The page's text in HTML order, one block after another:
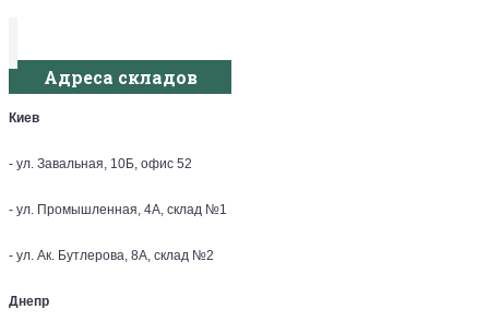
Адреса складов
Киев
- ул. Завальная, 10Б, офис 52
- ул. Промышленная, 4А, склад №1
- ул. Ак. Бутлерова, 8А, склад №2
Днепр